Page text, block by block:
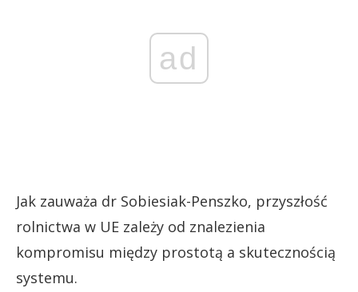
ad
Jak zauważa dr Sobiesiak-Penszko, przyszłość
rolnictwa w UE zależy od znalezienia
kompromisu między prostotą a skutecznością
systemu.